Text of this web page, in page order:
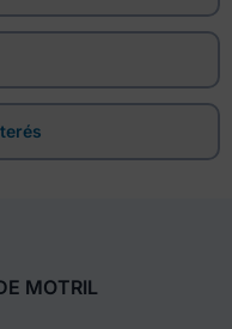
MOTRIL